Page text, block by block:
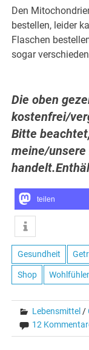
Den
bestellen, leider
Flaschen
sogar
Die oben
kostenfrei/
Bitte
meine/
teilen
Gesundheit
Shop
Lebensmittel /
12